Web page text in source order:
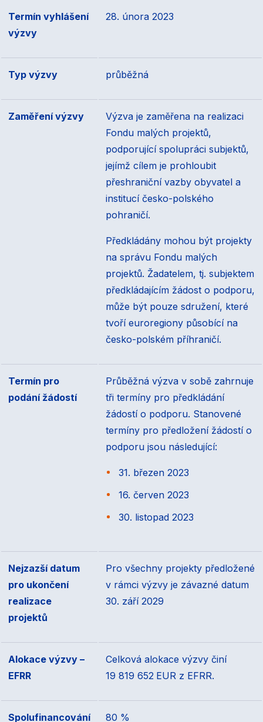
Termín vyhlášení
výzvy
28. února 2023
Typ výzvy průběžná
Zaměření výzvy
Výzva je zaměřena na realizaci
Fondu malých projektů,
podporující spolupráci subjektů,
jejímž cílem je prohloubit
přeshraniční vazby obyvatel a
institucí česko-polského
pohraničí.
Předkládány mohou být projekty
na správu Fondu malých
projektů. Žadatelem, tj. subjektem
předkládajícím žádost o podporu,
může být pouze sdružení, které
tvoří euroregiony působící na
česko-polském příhraničí.
Termín pro
podání žádostí
Průběžná výzva v sobě zahrnuje
tři termíny pro předkládání
žádostí o podporu. Stanovené
termíny pro předložení žádostí o
podporu jsou následující:
31. březen 2023
16. červen 2023
30. listopad 2023
Nejzazší datum
pro ukončení
realizace
projektů
Pro všechny projekty předložené
v rámci výzvy je závazné datum
30. září 2029
Alokace výzvy –
EFRR
Celková alokace výzvy činí
19 819 652 EUR z EFRR.
Spolufinancování 80 %